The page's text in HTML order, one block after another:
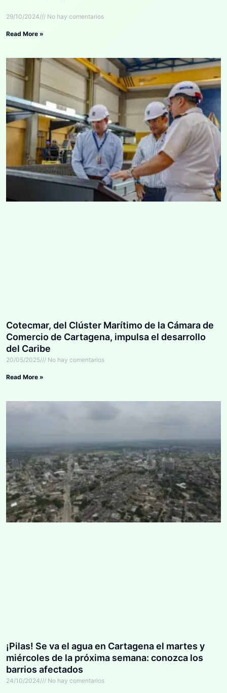
29/10/2024 No hay comentarios
Read More »
Cotecmar, del Clúster Marítimo de la Cámara de
Comercio de Cartagena, impulsa el desarrollo
del Caribe
20/05/2025 No hay comentarios
Read More »
¡Pilas! Se va el agua en Cartagena el martes y
miércoles de la próxima semana: conozca los
barrios afectados
24/10/2024 No hay comentarios